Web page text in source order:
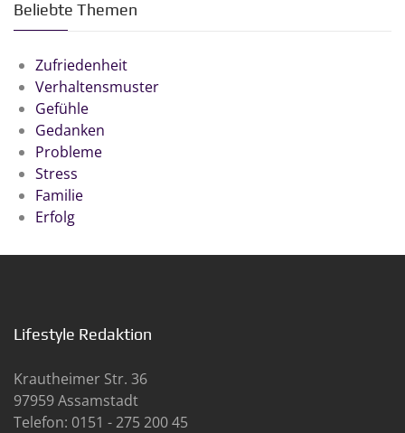
Beliebte Themen
Zufriedenheit
Verhaltensmuster
Gefühle
Gedanken
Probleme
Stress
Familie
Erfolg
Lifestyle Redaktion
Krautheimer Str. 36
97959 Assamstadt
Telefon: 0151 - 275 200 45